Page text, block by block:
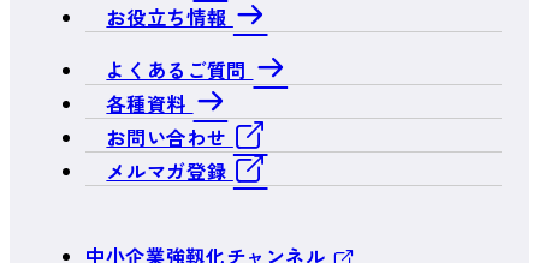
お役立ち情報
よくあるご質問
各種資料
お問い合わせ
メルマガ登録
中小企業強靱化チャンネル